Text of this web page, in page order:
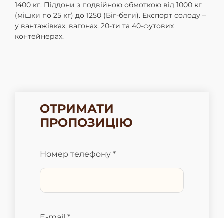
1400 кг. Піддони з подвійною обмоткою від 1000 кг
(мішки по 25 кг) до 1250 (Біг-беги). Експорт солоду –
у вантажівках, вагонах, 20-ти та 40-футових
контейнерах.
ОТРИМАТИ
ПРОПОЗИЦІЮ
Номер телефону *